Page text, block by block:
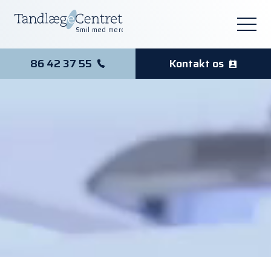
Smil med mere
86 42 37 55 Kontakt os